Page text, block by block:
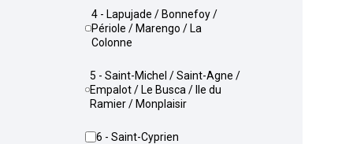
4 - Lapujade / Bonnefoy /
Périole / Marengo / La
Colonne
5 - Saint-Michel / Saint-Agne /
Empalot / Le Busca / Ile du
Ramier / Monplaisir
6 - Saint-Cyprien